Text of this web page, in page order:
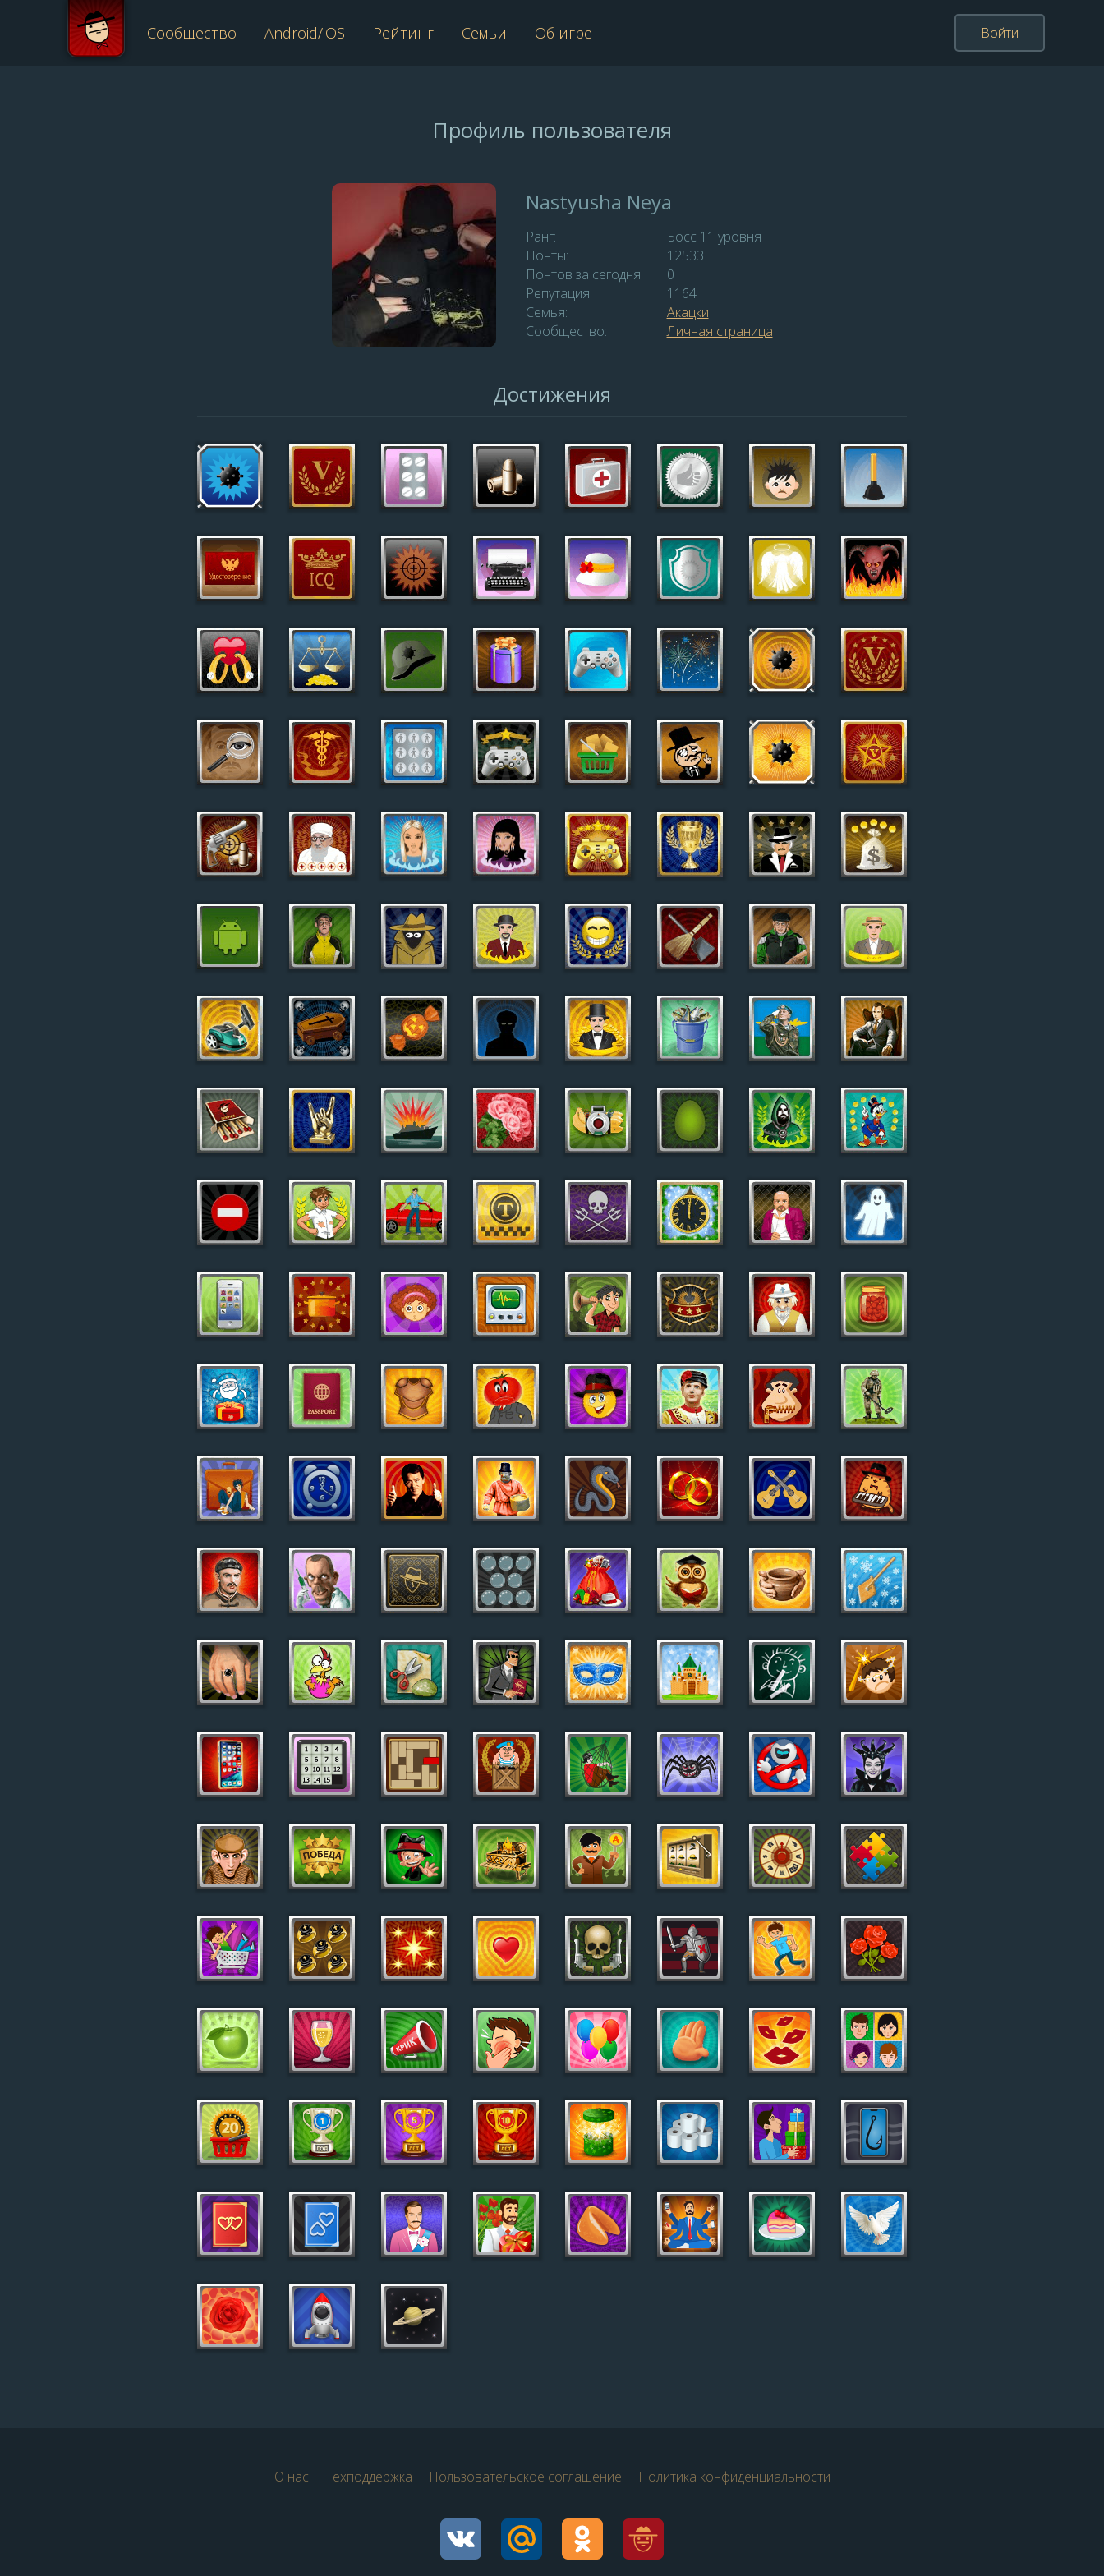
Сообщество Android/iOS Рейтинг Семьи Об игре Войти
Профиль пользователя
Nastyusha Neya
Ранг:
Босс 11 уровня
Понты:
12533
Понтов за сегодня:
0
Репутация:
1164
Семья:
Акацки
Сообщество:
Личная страница
Достижения
О нас Техподдержка Пользовательское соглашение Политика конфиденциальности